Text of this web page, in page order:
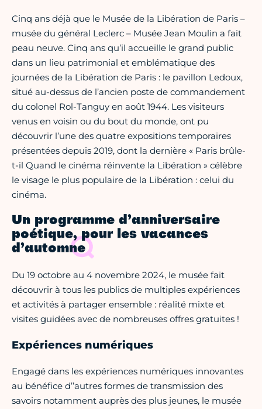
Cinq ans déjà que le Musée de la Libération de Paris –
musée du général Leclerc – Musée Jean Moulin a fait
peau neuve. Cinq ans qu’il accueille le grand public
dans un lieu patrimonial et emblématique des
journées de la Libération de Paris : le pavillon Ledoux,
situé au-dessus de l’ancien poste de commandement
du colonel Rol-Tanguy en août 1944. Les visiteurs
venus en voisin ou du bout du monde, ont pu
découvrir l’une des quatre expositions temporaires
présentées depuis 2019, dont la dernière « Paris brûle-
t-il Quand le cinéma réinvente la Libération » célèbre
le visage le plus populaire de la Libération : celui du
cinéma.
Un programme d’anniversaire
poétique, pour les vacances
d’automne
Du 19 octobre au 4 novembre 2024, le musée fait
découvrir à tous les publics de multiples expériences
et activités à partager ensemble : réalité mixte et
visites guidées avec de nombreuses offres gratuites !
Expériences numériques
Engagé dans les expériences numériques innovantes
au bénéfice d’’autres formes de transmission des
savoirs notamment auprès des plus jeunes, le musée